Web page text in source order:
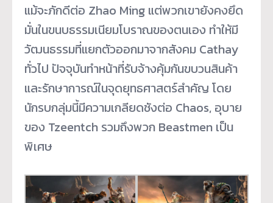
แม้จะภักดีต่อ Zhao Ming แต่พวกเขายังคงยึด
มั่นในขนบธรรมเนียมโบราณของตนเอง ทำให้มี
วัฒนธรรมที่แยกตัวออกมาจากสังคม Cathay
ทั่วไป ปัจจุบันทำหน้าที่รับจ้างคุ้มกันขบวนสินค้า
และรักษาการณ์ในจุดยุทธศาสตร์สำคัญ โดย
นักรบกลุ่มนี้มีความเกลียดชังต่อ Chaos, อุบาย
ของ Tzeentch รวมถึงพวก Beastmen เป็น
พิเศษ